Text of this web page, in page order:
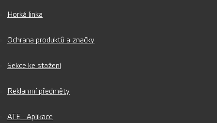
Horká linka
Ochrana produktů a značky
Sekce ke stažení
Reklamní předměty
ATE - Aplikace